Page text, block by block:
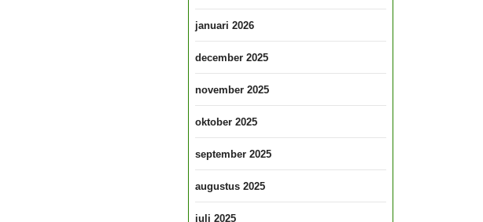
januari 2026
december 2025
november 2025
oktober 2025
september 2025
augustus 2025
juli 2025